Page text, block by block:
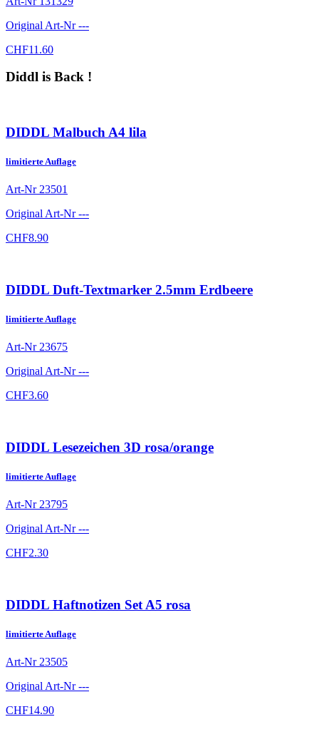
Original Art-Nr---
CHF11.60
Diddl is Back !
DIDDL Malbuch A4 lila
limitierte Auflage
Art-Nr 23501
Original Art-Nr---
CHF8.90
DIDDL Duft-Textmarker 2.5mm Erdbeere
limitierte Auflage
Art-Nr 23675
Original Art-Nr---
CHF3.60
DIDDL Lesezeichen 3D rosa/orange
limitierte Auflage
Art-Nr 23795
Original Art-Nr---
CHF2.30
DIDDL Haftnotizen Set A5 rosa
limitierte Auflage
Art-Nr 23505
Original Art-Nr---
CHF14.90